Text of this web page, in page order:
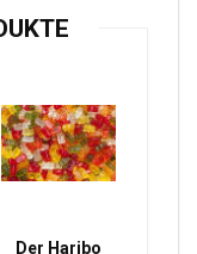
Der Haribo